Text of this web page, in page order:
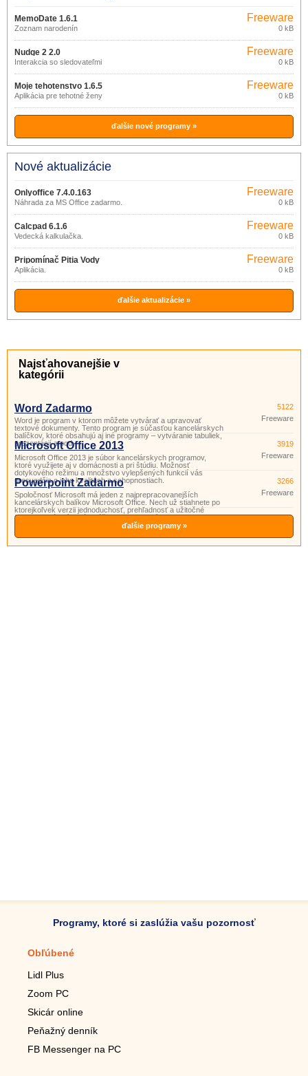
MemoDate 1.6.1
Zoznam narodenín
Freeware
0 kB
Nudge 2 2.0
Interakcia so sledovateľmi
Freeware
0 kB
Moje tehotenstvo 1.6.5
Aplikácia pre tehotné ženy
Freeware
0 kB
ďalšie nové programy »
Nové aktualizácie
Onlyoffice 7.4.0.163
Náhrada za MS Office zadarmo.
Freeware
0 kB
Calcpad 6.1.6
Vedecká kalkulačka.
Freeware
0 kB
Pripomínač Pitia Vody
Aplikácia.
Freeware
0 kB
ďalšie aktualizácie »
Najsťahovanejšie v
kategórii
Word Zadarmo
Word je program v ktorom môžete vytvárať a upravovať
textové dokumenty. Tento program je súčasťou kancelárskych
balíčkov, ktoré obsahujú aj iné programy – vytváranie tabuliek,
prezentácií a pod.
5122
Freeware
Microsoft Office 2013
Microsoft Office 2013 je súbor kancelárskych programov,
ktoré využijete aj v domácnosti a pri štúdiu. Možnosť
dotykového režimu a množstvo vylepšených funkcií vás
presvedčia o jeho kvalitách a schopnostiach.
3919
Freeware
Powerpoint Zadarmo
Spoločnosť Microsoft má jeden z najprepracovanejších
kancelárskych balíkov Microsoft Office. Nech už stiahnete po
ktorejkoľvek verzii jednoduchosť, prehľadnosť a užitočné
funkcie si vás získajú. Súčasťou tohto balíka je aj program
PowerPoint. Powerpoint je program vhodný na prípravu
3266
Freeware
ďalšie programy »
Programy, ktoré si zaslúžia vašu pozornosť
Obľúbené
Lidl Plus
Zoom PC
Skicár online
Peňažný denník
FB Messenger na PC